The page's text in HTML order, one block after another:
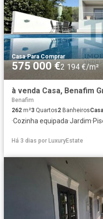
Casa·Para Comprar
575 000 €2 194 €/m²
à venda Casa, Benafim
Benafim
262 m²3 Quartos2 BanheirosCasa
·Cozinha equipada·Jardim·
Há 3 dias por LuxuryEstate